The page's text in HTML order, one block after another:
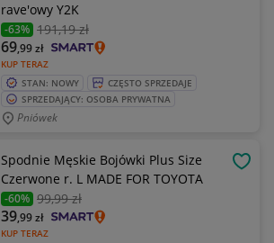
rave'owy Y2K
-63% 191,19 zł
KUP TERAZ
69,99zł
STAN: NOWY
CZĘSTO SPRZEDAJE
SPRZEDAJĄCY: OSOBA PRYWATNA
Pniówek
Spodnie Męskie Bojówki Plus Size
Czerwone r. L MADE FOR TOYOTA
-60% 99,99 zł
KUP TERAZ
39,99zł